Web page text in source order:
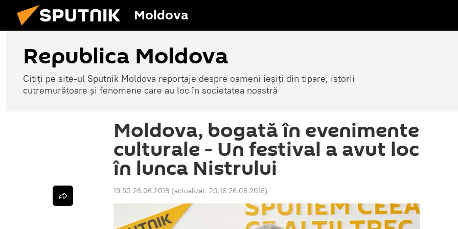
Moldova
Republica Moldova
Citiți pe site-ul Sputnik Moldova reportaje despre oameni ieșiți din tipare, istorii
cutremurătoare și fenomene care au loc în societatea noastră
Moldova, bogată în evenimente
culturale - Un festival a avut loc
în lunca Nistrului
19:50 26.06.2018 (actualizat: 20:16 26.06.2018)